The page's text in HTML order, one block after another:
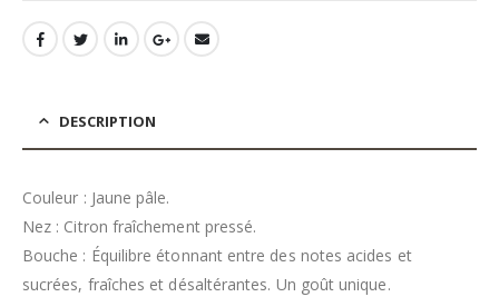
DESCRIPTION
Couleur : Jaune pâle.
Nez : Citron fraîchement pressé.
Bouche : Équilibre étonnant entre des notes acides et
sucrées, fraîches et désaltérantes. Un goût unique.